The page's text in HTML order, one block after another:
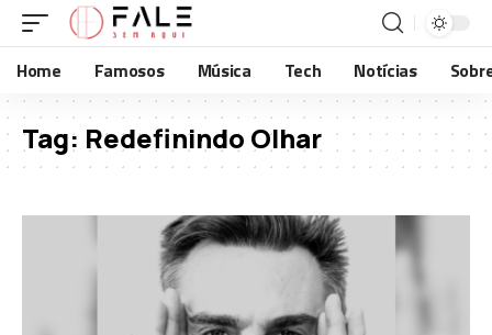
Home Famosos Música Tech Notícias
Tag: Redefinindo Olhar